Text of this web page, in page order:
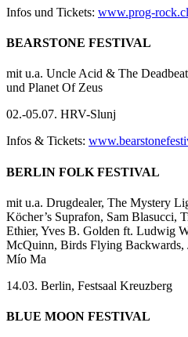
Infos und Tickets: www.prog-
BEARSTONE FESTIVAL
mit u.a. Uncle Acid & The
und Planet Of Zeus
02.-05.07. HRV-Slunj
Infos & Tickets:
BERLIN FOLK FESTIVAL
mit u.a. Drugdealer, The Mystery
Köcher’s Suprafon, Sam Blasucci,
Ethier, Yves B. Golden ft. Ludwig
McQuinn, Birds Flying Backwards,
Mío Ma
14.03. Berlin, Festsaal Kreuzberg
BLUE MOON FESTIVAL